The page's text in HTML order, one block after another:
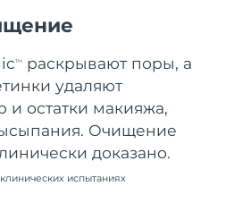
TM
раскрывают поры, а
удаляют
и остатки макияжа,
Очищение
доказано.
испытаниях
Ожидаемая дата доставки
8.08.2026
Ожидаемая дата доставки
12.08.2026